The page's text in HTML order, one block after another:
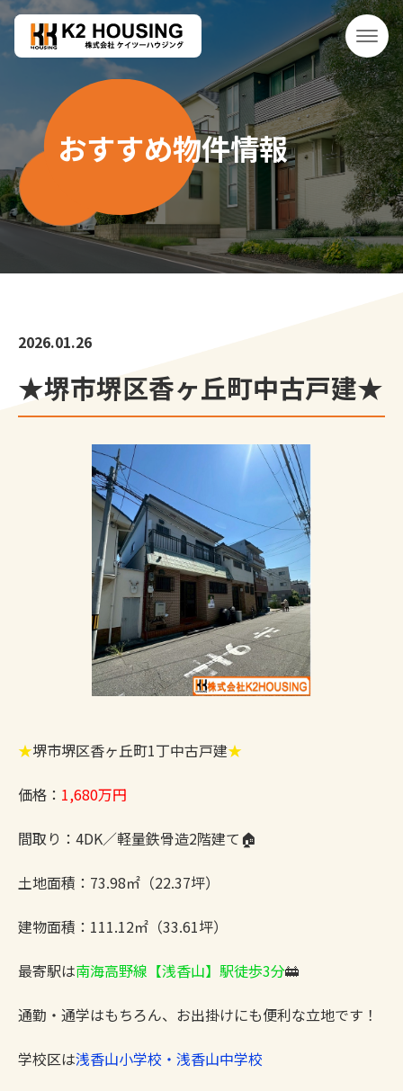
おすすめ物件情報
2026.01.26
★堺市堺区香ヶ丘町中古戸建★
★堺市堺区香ヶ丘町1丁中古戸建★
価格： 1,680万円
間取り：4DK／軽量鉄骨造2階建て🏠
土地面積：73.98㎡（22.37坪）
建物面積：111.12㎡（33.61坪）
最寄駅は南海高野線【浅香山】駅徒歩3分🚋
通勤・通学はもちろん、お出掛けにも便利な立地です！
学校区は浅香山小学校・浅香山中学校